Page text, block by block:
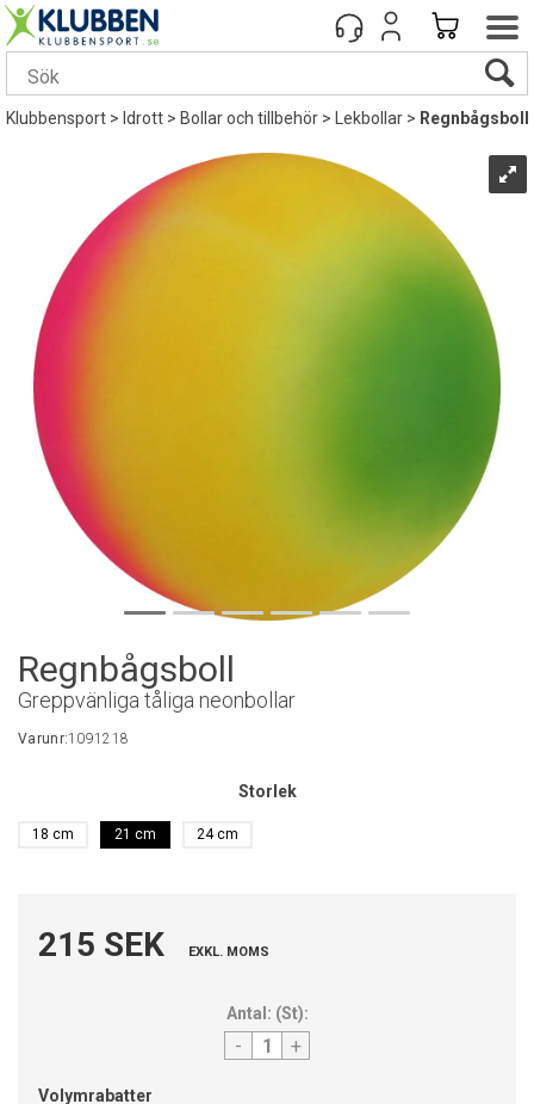
Klubbensport> Idrott>Bollar och tillbehör> Lekbollar> Regnbågsboll
Regnbågsboll
Greppvänliga tåliga neonbollar
Varunr:1091218
Storlek
18 cm 21 cm 24 cm
215 SEK EXKL. MOMS
Antal: (St):
- +
Volymrabatter